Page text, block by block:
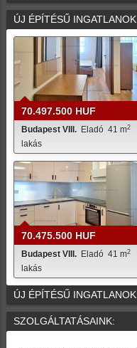
ÚJ ÉPÍTÉSŰ INGATLANOK
70.497.500 HUF
Budapest VIII. Eladó 41 m2
lakás
70.475.500 HUF
Budapest VIII. Eladó 41 m2
lakás
ÚJ ÉPÍTÉSŰ INGATLANOK
SZOLGÁLTATÁSAINK: